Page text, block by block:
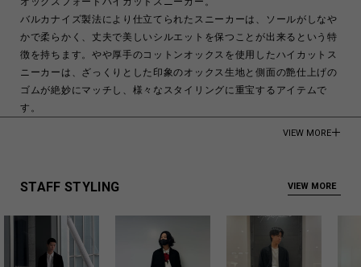
バルカナイズ製法により仕立てられたスニーカーは、ソールがしなや
かで柔らかく、丈夫で美しいシルエットを保つことが出来るという特
徴を持ちます。やや厚手のコットンオックスを使用したハイカットス
ニーカーは、ざっくりとした印象のオックス生地と側面の艶仕上げの
ゴムが絶妙にマッチし、様々なスタイリングに重宝するアイテムで
す。
Made in China
商品についてよくあるお問い合わせはこちら
VIEW MORE
STAFF STYLING VIEW MORE